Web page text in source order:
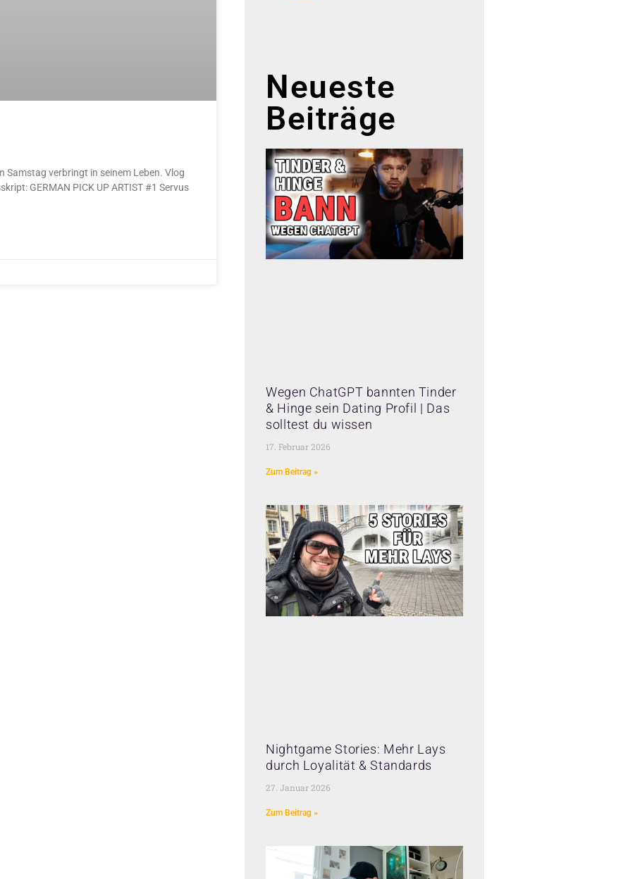
Samstag verbringt in seinem Leben. Vlog
GERMAN PICK UP ARTIST #1 Servus
Neueste
Beiträge
Wegen ChatGPT bannten Tinder
& Hinge sein Dating Profil | Das
solltest du wissen
17. Februar 2026
Zum Beitrag »
Nightgame Stories: Mehr Lays
durch Loyalität & Standards
27. Januar 2026
Zum Beitrag »